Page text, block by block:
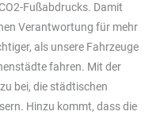
Fußabdrucks. Damit
Verantwortung für mehr
als unsere Fahrzeuge
fahren. Mit der
bei, die städtischen
Hinzu kommt, dass die